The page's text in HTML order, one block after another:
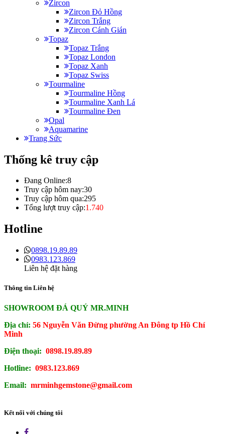
Zircon
Zircon Đỏ Hồng
Zircon Trắng
Zircon Cánh Gián
Topaz
Topaz Trắng
Topaz London
Topaz Xanh
Topaz Swiss
Tourmaline
Tourmaline Hồng
Tourmaline Xanh Lá
Tourmaline Đen
Opal
Aquamarine
Trang Sức
Thống kê truy cập
Đang Online:8
Truy cập hôm nay:30
Truy cập hôm qua:295
Tổng lượt truy cập:1.740
Hotline
0898.19.89.89
0983.123.869
Liên hệ đặt hàng
Thông tin Liên hệ
SHOWROOM ĐÁ QUÝ MR.MINH
Địa chỉ: 56 Nguyễn Văn Đừng phường An Đông tp Hồ Chí
Minh
Điện thoại: 0898.19.89.89
Hotline: 0983.123.869
Email: mrminhgemstone@gmail.com
Kết nối với chúng tôi